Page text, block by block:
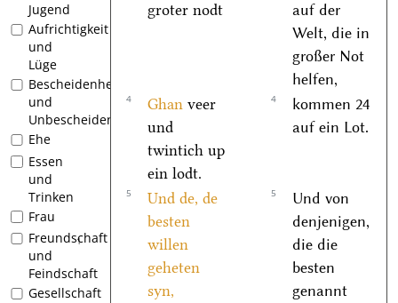
Jugend
Aufrichtigkeit
und
Lüge
Bescheidenheit
und
Unbescheidenheit
Ehe
Essen
und
Trinken
Frau
1
Freundschaft
und
Feindschaft
Gesellschaft
groter nodt
auf der
Welt, die in
großer Not
helfen,
4 Ghan veer
und
twintich up
ein lodt.
4
kommen 24
auf ein Lot.
5
Und de, de
besten
willen
geheten
syn,
5
Und von
denjenigen,
die die
besten
genannt